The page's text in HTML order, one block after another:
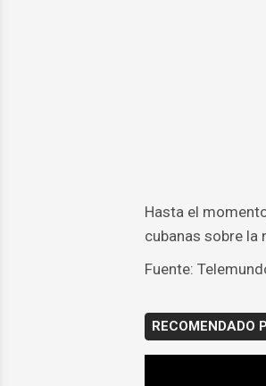
Hasta el
cubanas sobre la
Fuente:
RECOMENDADO